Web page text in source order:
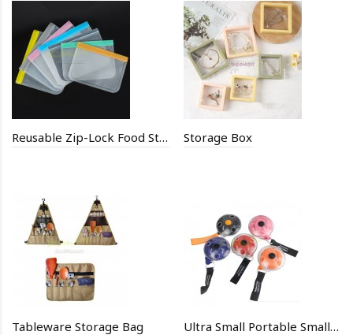
Reusable Zip-Lock Food Storage Bag Storage Box
Tableware Storage Bag Ultra Small Portable Small Disc Storage Bag